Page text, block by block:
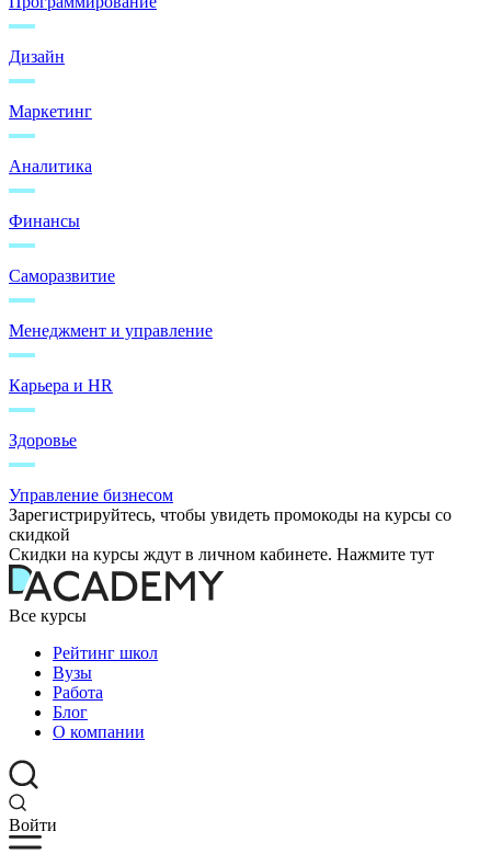
Дизайн
Маркетинг
Аналитика
Финансы
Саморазвитие
Менеджмент и управление
Карьера и HR
Здоровье
Управление бизнесом
Зарегистрируйтесь, чтобы увидеть промокоды на курсы со
скидкой
Скидки на курсы ждут в личном кабинете. Нажмите тут
Все курсы
Рейтинг школ
Вузы
Работа
Блог
О компании
Войти